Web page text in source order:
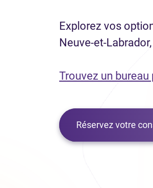
Explorez vos
Neuve-et-
Trouvez un
Réservez votre